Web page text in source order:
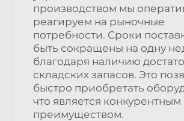
производством мы
реагируем на рыночные
потребности. Сроки
быть сокращены на одну
благодаря наличию
складских запасов. Это
быстро приобретать
что является конкурентным
преимуществом.